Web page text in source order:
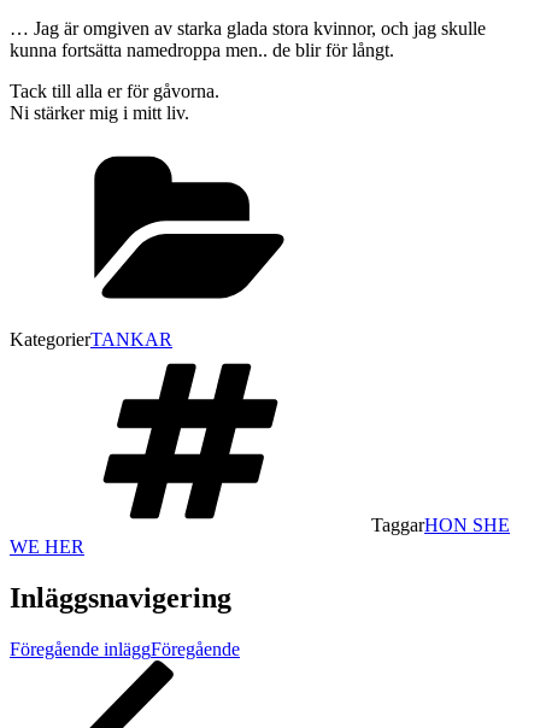
… Jag är omgiven av starka glada stora kvinnor, och jag skulle
kunna fortsätta namedroppa men.. de blir för långt.
Tack till alla er för gåvorna.
Ni stärker mig i mitt liv.
KategorierTANKAR
TaggarHON SHE
WE HER
Inläggsnavigering
Föregående inläggFöregående